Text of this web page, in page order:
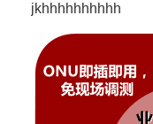
jkhhhhhhhhhh